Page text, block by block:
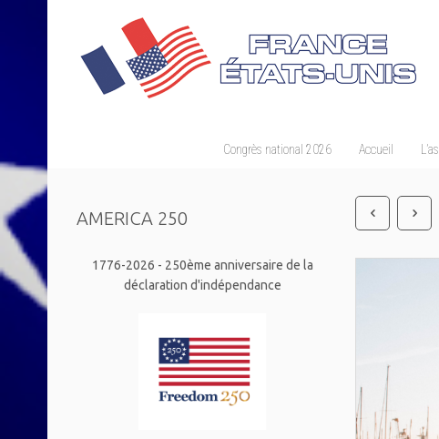
Congrès national 2026 Accueil
AMERICA 250
1776-2026 - 250ème anniversaire de la
déclaration d'indépendance